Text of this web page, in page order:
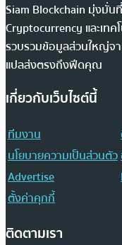
Siam Blockchain มุ่งมั่น
Cryptocurrency และเทค
รวบรวมข้อมูลส่วนใหญ่จา
แปลส่งตรงถึงฟีดคุณ
เกี่ยวกับเว็บไซต์นี้
ทีมงาน
นโยบายความเป็นส่วนตัว
Advertise
ตั้งค่าคุกกี้
ติดตามเรา